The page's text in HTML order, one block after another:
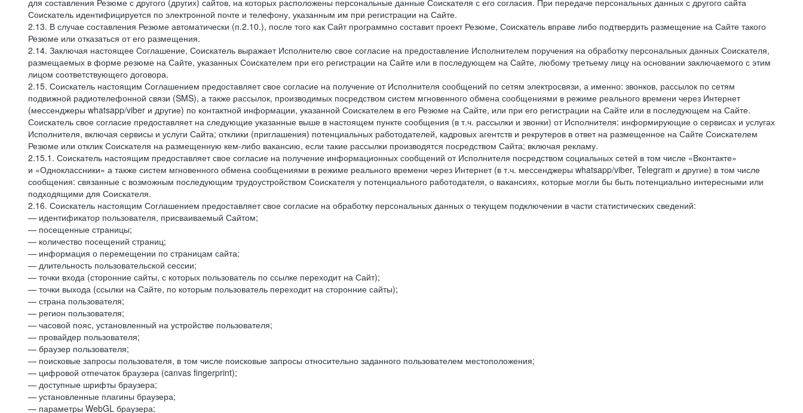
для составления Резюме с другого (других) сайтов, на которых расположены персональные данные Соискателя с его согласия. При передаче персональных данных с другого сайта
Соискатель идентифицируется по электронной почте и телефону, указанным им при регистрации на Сайте.
2.13. В случае составления Резюме автоматически (п.2.10.), после того как Сайт программно составит проект Резюме, Соискатель вправе либо подтвердить размещение на Сайте такого
Резюме или отказаться от его размещения.
2.14. Заключая настоящее Соглашение, Соискатель выражает Исполнителю свое согласие на предоставление Исполнителем поручения на обработку персональных данных Соискателя,
размещаемых в форме резюме на Сайте, указанных Соискателем при его регистрации на Сайте или в последующем на Сайте, любому третьему лицу на основании заключаемого с этим
лицом соответствующего договора.
2.15. Соискатель настоящим Соглашением предоставляет свое согласие на получение от Исполнителя сообщений по сетям электросвязи, а именно: звонков, рассылок по сетям
подвижной радиотелефонной связи (SMS), а также рассылок, производимых посредством систем мгновенного обмена сообщениями в режиме реального времени через Интернет
(мессенджеры whatsapp/viber и другие) по контактной информации, указанной Соискателем в его Резюме на Сайте, или при его регистрации на Сайте или в последующем на Сайте.
Соискатель свое согласие предоставляет на следующие указанные выше в настоящем пункте сообщения (в т.ч. рассылки и звонки) от Исполнителя: информирующие о сервисах и услугах
Исполнителя, включая сервисы и услуги Сайта; отклики (приглашения) потенциальных работодателей, кадровых агентств и рекрутеров в ответ на размещенное на Сайте Соискателем
Резюме или отклик Соискателя на размещенную кем-либо вакансию, если такие рассылки производятся посредством Сайта; включая рекламу.
2.15.1. Соискатель настоящим предоставляет свое согласие на получение информационных сообщений от Исполнителя посредством социальных сетей в том числе «Вконтакте»
и «Одноклассники» а также систем мгновенного обмена сообщениями в режиме реального времени через Интернет (в т.ч. мессенджеры whatsapp/viber, Telegram и другие) в том числе
сообщения: связанные с возможным последующим трудоустройством Соискателя у потенциального работодателя, о вакансиях, которые могли бы быть потенциально интересными или
подходящими для Соискателя.
2.16. Соискатель настоящим Соглашением предоставляет свое согласие на обработку персональных данных о текущем подключении в части статистических сведений:
— идентификатор пользователя, присваиваемый Сайтом;
— посещенные страницы;
— количество посещений страниц;
— информация о перемещении по страницам сайта;
— длительность пользовательской сессии;
— точки входа (сторонние сайты, с которых пользователь по ссылке переходит на Сайт);
— точки выхода (ссылки на Сайте, по которым пользователь переходит на сторонние сайты);
— страна пользователя;
— регион пользователя;
— часовой пояс, установленный на устройстве пользователя;
— провайдер пользователя;
— браузер пользователя;
— поисковые запросы пользователя, в том числе поисковые запросы относительно заданного пользователем местоположения;
— цифровой отпечаток браузера (canvas fingerprint);
— доступные шрифты браузера;
— установленные плагины браузера;
— параметры WebGL браузера;